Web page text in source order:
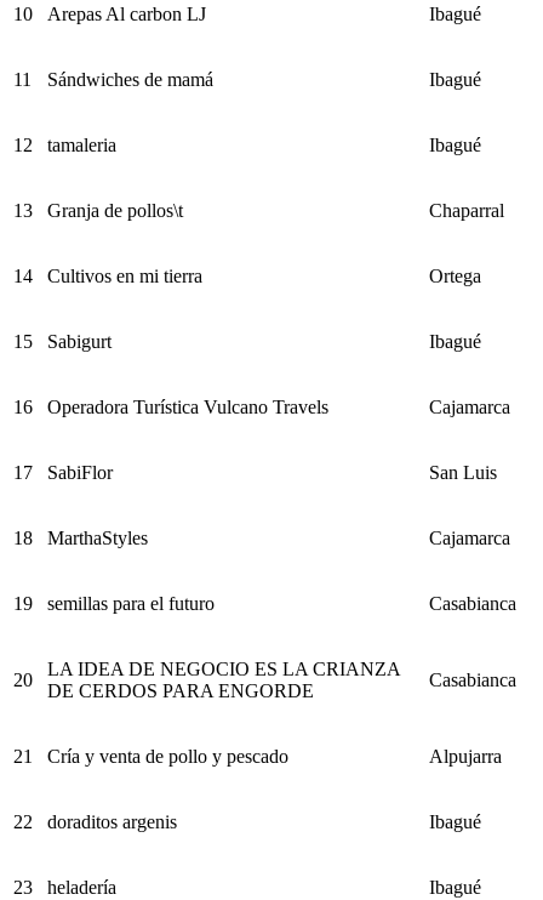
10 Arepas Al carbon LJ Ibagué
11 Sándwiches de mamá Ibagué
12 tamaleria Ibagué
13 Granja de pollos\t Chaparral
14 Cultivos en mi tierra Ortega
15 Sabigurt Ibagué
16 Operadora Turística Vulcano Travels Cajamarca
17 SabiFlor San Luis
18 MarthaStyles Cajamarca
19 semillas para el futuro Casabianca
20
LA IDEA DE NEGOCIO ES LA CRIANZA
DE CERDOS PARA ENGORDE
Casabianca
21 Cría y venta de pollo y pescado Alpujarra
22 doraditos argenis Ibagué
23 heladería Ibagué